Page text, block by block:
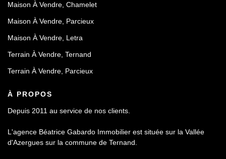
Maison À Vendre, Chamelet
Maison À Vendre, Parcieux
Maison À Vendre, Letra
Terrain À Vendre, Ternand
Terrain À Vendre, Parcieux
À PROPOS
Depuis 2011 au service de nos clients.
L'agence Béatrice Gabardo Immobilier est située sur la Vallée
d'Azergues sur la commune de Ternand.